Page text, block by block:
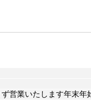
営業いたします年末